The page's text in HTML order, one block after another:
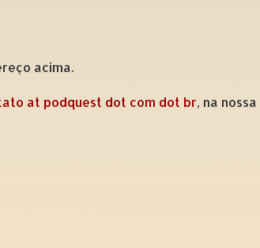
acima.
at podquest dot com dot br, na nossa